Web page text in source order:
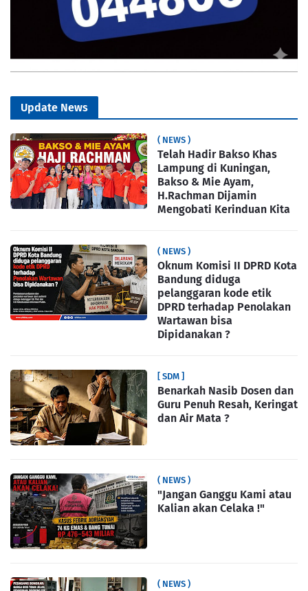
Update News
( NEWS )
Telah Hadir Bakso Khas
Lampung di Kuningan,
Bakso & Mie Ayam,
H.Rachman Dijamin
Mengobati Kerinduan Kita
( NEWS )
Oknum Komisi II DPRD Kota
Bandung diduga
pelanggaran kode etik
DPRD terhadap Penolakan
Wartawan bisa
Dipidanakan ?
[ SDM ]
Benarkah Nasib Dosen dan
Guru Penuh Resah, Keringat
dan Air Mata ?
( NEWS )
"Jangan Ganggu Kami atau
Kalian akan Celaka !"
( NEWS )